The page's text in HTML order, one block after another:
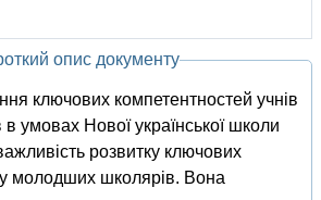
опис документу
ключових компетентностей учнів
в умовах Нової української школи
розвитку ключових
молодших школярів. Вона